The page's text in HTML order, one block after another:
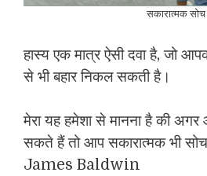
सकारात्मक सोच
हास्य एक मात्र ऐसी दवा है, जो
से भी बहार निकल सकती है।
मेरा यह हमेशा से मानना है की
सकते हैं तो आप सकारात्मक भी
James Baldwin